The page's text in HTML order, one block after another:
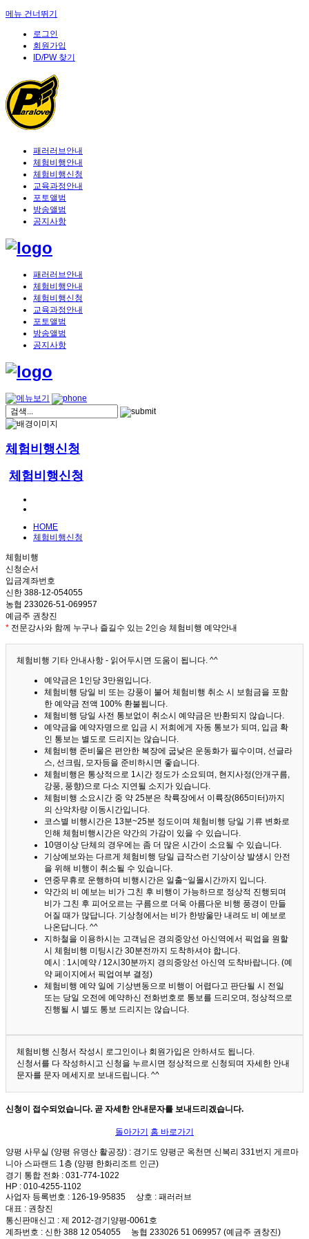
메뉴 건너뛰기
로그인
회원가입
ID/PW 찾기
패러러브안내
체험비행안내
체험비행신청
교육과정안내
포토앨범
방송앨범
공지사항
패러러브안내
체험비행안내
체험비행신청
교육과정안내
포토앨범
방송앨범
공지사항
체험비행신청
체험비행신청
HOME
체험비행신청
체험비행
신청순서
입금계좌번호
신한 388-12-054055
농협 233026-51-069957
예금주 권창진
* 전문강사와 함께 누구나 즐길수 있는 2인승 체험비행 예약안내
체험비행 기타 안내사항 - 읽어두시면 도움이 됩니다. ^^
예약금은 1인당 3만원입니다.
체험비행 당일 비 또는 강풍이 불어 체험비행 취소 시 보험금을 포함
한 예약금 전액 100% 환불됩니다.
체험비행 당일 사전 통보없이 취소시 예약금은 반환되지 않습니다.
예약금을 예약자명으로 입금 시 저희에게 자동 통보가 되며, 입금 확
인 통보는 별도로 드리지는 않습니다.
체험비행 준비물은 편안한 복장에 굽낮은 운동화가 필수이며, 선글라
스, 선크림, 모자등을 준비하시면 좋습니다.
체험비행은 통상적으로 1시간 정도가 소요되며, 현지사정(안개구름,
강풍, 풍향)으로 다소 지연될 소지가 있습니다.
체험비행 소요시간 중 약 25분은 착륙장에서 이륙장(865미터)까지
의 산악차량 이동시간입니다.
코스별 비행시간은 13분~25분 정도이며 체험비행 당일 기류 변화로
인해 체험비행시간은 약간의 가감이 있을 수 있습니다.
10명이상 단체의 경우에는 좀 더 많은 시간이 소요될 수 있습니다.
기상예보와는 다르게 체험비행 당일 급작스런 기상이상 발생시 안전
을 위해 비행이 취소될 수 있습니다.
연중무휴로 운행하며 비행시간은 일출~일몰시간까지 입니다.
약간의 비 예보는 비가 그친 후 비행이 가능하므로 정상적 진행되며
비가 그친 후 피어오르는 구름으로 더욱 아름다운 비행 풍경이 만들
어질 때가 많답니다. 기상청에서는 비가 한방울만 내려도 비 예보로
나온답니다. ^^
지하철을 이용하시는 고객님은 경의중앙선 아신역에서 픽업을 원할
시 체험비행 미팅시간 30분전까지 도착하셔야 합니다.
예시 : 1시예약 / 12시30분까지 경의중앙선 아신역 도착바랍니다. (예
약 페이지에서 픽업여부 결정)
체험비행 예약 일에 기상변동으로 비행이 어렵다고 판단될 시 전일
또는 당일 오전에 예약하신 전화번호로 통보를 드리오며, 정상적으로
진행될 시 별도 통보 드리지는 않습니다.
체험비행 신청서 작성시 로그인이나 회원가입은 안하셔도 됩니다.
신청서를 다 작성하시고 신청을 누르시면 정상적으로 신청되며 자세한 안내
문자를 문자 메세지로 보내드립니다. ^^
신청이 접수되었습니다. 곧 자세한 안내문자를 보내드리겠습니다.
돌아가기 홈 바로가기
양평 사무실 (양평 유명산 활공장) : 경기도 양평군 옥천면 신복리 331번지 게르마
니아 스파랜드 1층 (양평 한화리조트 인근)
경기 통합 전화 : 031-774-1022
HP : 010-4255-1102
사업자 등록번호 : 126-19-95835 상호 : 패러러브
대표 : 권창진
통신판매신고 : 제 2012-경기양평-0061호
계좌번호 : 신한 388 12 054055 농협 233026 51 069957 (예금주 권창진)